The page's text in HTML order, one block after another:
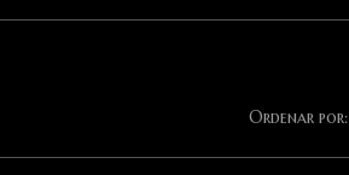
Ordenar por: